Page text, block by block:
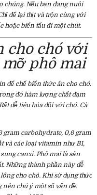
chúng. Nếu bạn đang nuôi
để lại thịt và trộn cùng với
hoặc biến tấu đi một chút.
cho chó với
phô mai
để chế biến thức ăn cho chó.
đó hàm lượng chất đạm
dễ tiêu hóa đối với chó. Cà
gram carbohydrate, 0,6 gram
và các loại vitamin như B1,
canxi. Phô mai là sản
Những thành phần này dễ
cho chó. Khi sử dụng thức
chú ý một số vấn đề.